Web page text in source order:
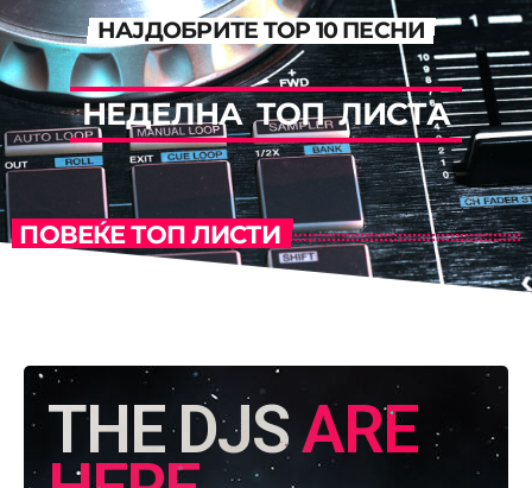
НАЈДОБРИТЕ TOP 10 ПЕСНИ
НЕДЕЛНА ТОП ЛИСТА
ПОВЕЌЕ ТОП ЛИСТИ
THE DJSARE